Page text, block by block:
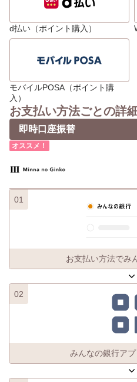
d払い（ポイント購入）
モバイルPOSA（ポイント購
入）
お支払い方法ごとの詳
即時口座振替
オススメ！
01
お支払い方法でみ
02
みんなの銀行ア